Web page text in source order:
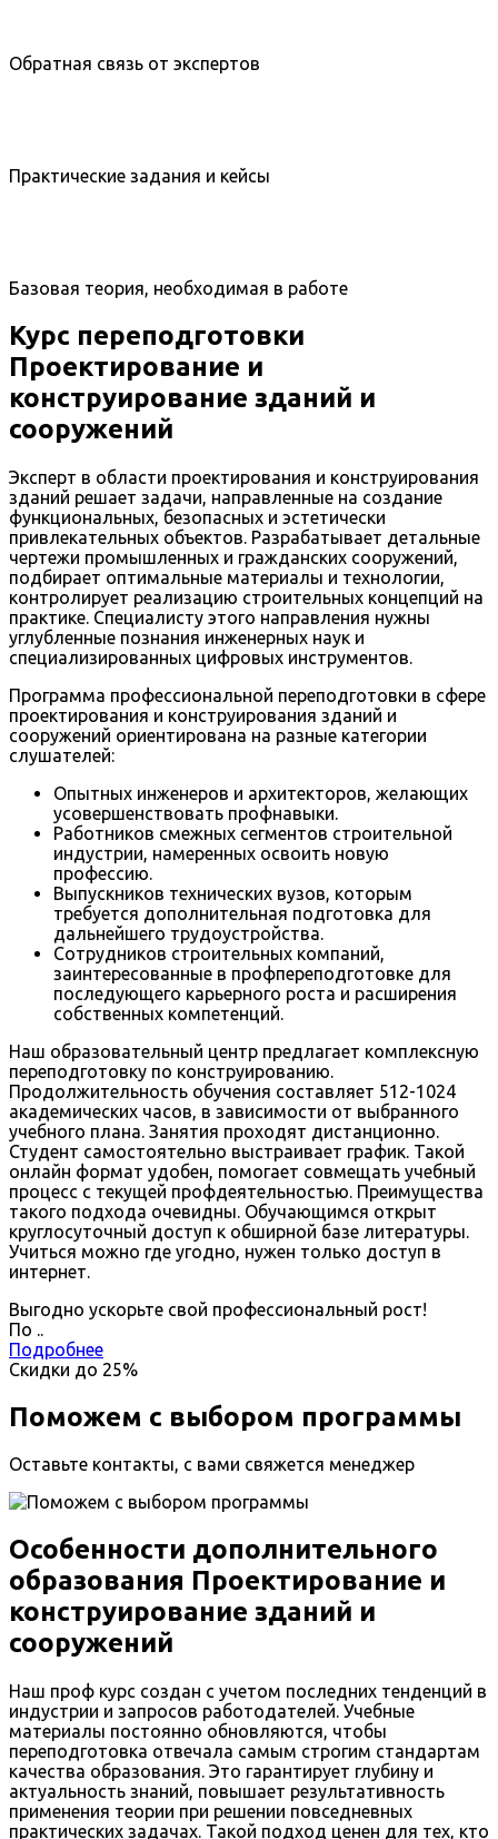
Обратная связь от экспертов
Практические задания и кейсы
Базовая теория, необходимая в работе
Курс переподготовки
Проектирование и
конструирование зданий и
сооружений
Эксперт в области проектирования и конструирования
зданий решает задачи, направленные на создание
функциональных, безопасных и эстетически
привлекательных объектов. Разрабатывает детальные
чертежи промышленных и гражданских сооружений,
подбирает оптимальные материалы и технологии,
контролирует реализацию строительных концепций на
практике. Специалисту этого направления нужны
углубленные познания инженерных наук и
специализированных цифровых инструментов.
Программа профессиональной переподготовки в сфере
проектирования и конструирования зданий и
сооружений ориентирована на разные категории
слушателей:
Опытных инженеров и архитекторов, желающих
усовершенствовать профнавыки.
Работников смежных сегментов строительной
индустрии, намеренных освоить новую
профессию.
Выпускников технических вузов, которым
требуется дополнительная подготовка для
дальнейшего трудоустройства.
Сотрудников строительных компаний,
заинтересованные в профпереподготовке для
последующего карьерного роста и расширения
собственных компетенций.
Наш образовательный центр предлагает комплексную
переподготовку по конструированию.
Продолжительность обучения составляет 512-1024
академических часов, в зависимости от выбранного
учебного плана. Занятия проходят дистанционно.
Студент самостоятельно выстраивает график. Такой
онлайн формат удобен, помогает совмещать учебный
процесс с текущей профдеятельностью. Преимущества
такого подхода очевидны. Обучающимся открыт
круглосуточный доступ к обширной базе литературы.
Учиться можно где угодно, нужен только доступ в
интернет.
Выгодно ускорьте свой профессиональный рост!
По ..
Подробнее
Скидки до 25%
Поможем с выбором программы
Оставьте контакты, с вами свяжется менеджер
Особенности дополнительного
образования Проектирование и
конструирование зданий и
сооружений
Наш проф курс создан с учетом последних тенденций в
индустрии и запросов работодателей. Учебные
материалы постоянно обновляются, чтобы
переподготовка отвечала самым строгим стандартам
качества образования. Это гарантирует глубину и
актуальность знаний, повышает результативность
применения теории при решении повседневных
практических задачах. Такой подход ценен для тех, кто